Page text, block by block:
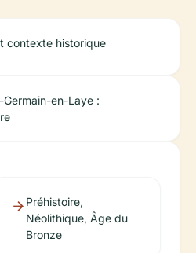
contexte historique
en-Laye :
Préhistoire,
Néolithique, Âge du
Bronze